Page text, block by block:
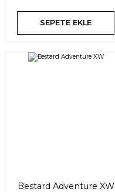
SEPETE EKLE
Bestard Adventure XW